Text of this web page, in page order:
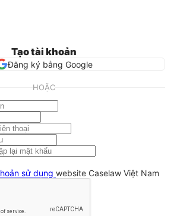
Tạo tài khoản
Đăng ký bằng Google
HOẶC
sử dụng website Caselaw Việt Nam